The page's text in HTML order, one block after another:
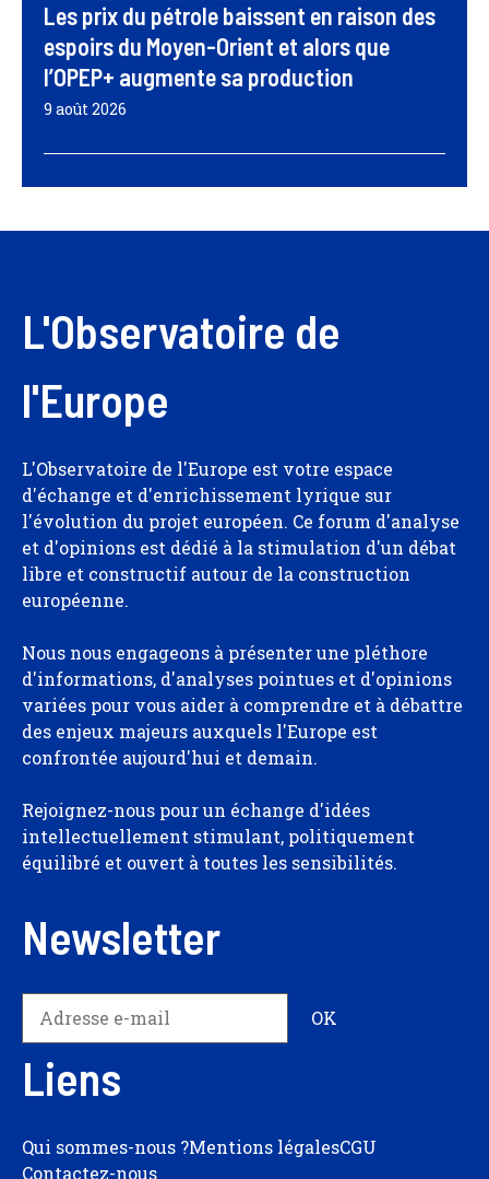
Les prix du pétrole baissent en raison des
espoirs du Moyen-Orient et alors que
l’OPEP+ augmente sa production
9 août 2026
L'Observatoire de
l'Europe
L'Observatoire de l'Europe est votre espace
d'échange et d'enrichissement lyrique sur
l'évolution du projet européen. Ce forum d'analyse
et d'opinions est dédié à la stimulation d'un débat
libre et constructif autour de la construction
européenne.
Nous nous engageons à présenter une pléthore
d'informations, d'analyses pointues et d'opinions
variées pour vous aider à comprendre et à débattre
des enjeux majeurs auxquels l'Europe est
confrontée aujourd'hui et demain.
Rejoignez-nous pour un échange d'idées
intellectuellement stimulant, politiquement
équilibré et ouvert à toutes les sensibilités.
Newsletter
Liens
Qui sommes-nous ?Mentions légalesCGU
Contactez-nous